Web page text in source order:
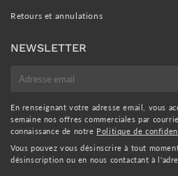
Retours et annulations
NEWSLETTER
mail
En renseignant votre adresse email, vous
semaine nos offres commerciales par
connaissance de notre Politique de
Vous pouvez vous désinscrire à tout
désinscription ou en nous contactant à